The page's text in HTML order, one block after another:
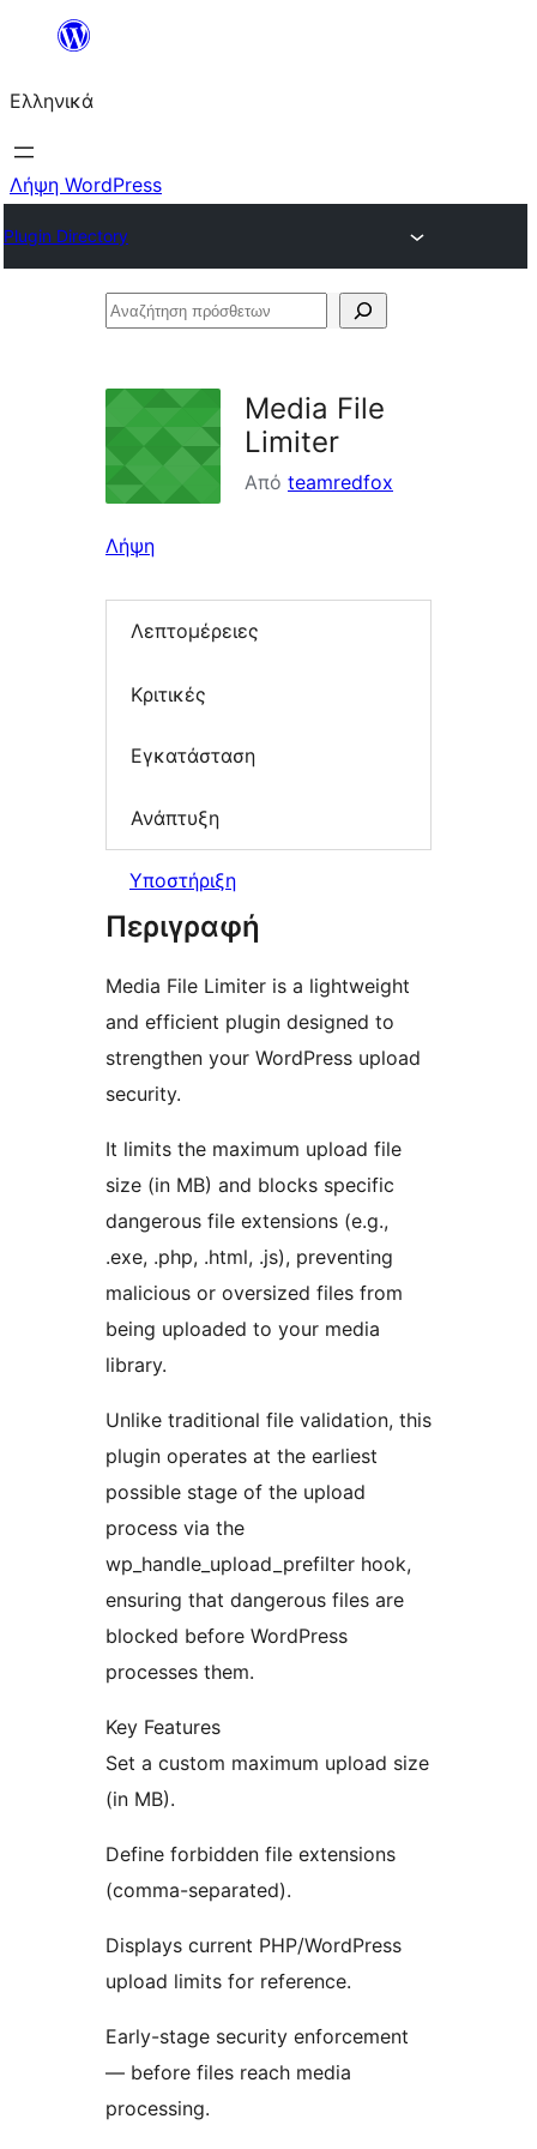
Μετάβαση
περιεχόμενο
Ελληνικά
Λήψη WordPress
Plugin Directory
Αναζήτηση
Media File
Limiter
Από teamredfox
Λήψη
Λεπτομέρειες
Κριτικές
Εγκατάσταση
Ανάπτυξη
Υποστήριξη
Περιγραφή
Media File Limiter is a lightweight
and efficient plugin designed to
strengthen your WordPress upload
security.
It limits the maximum upload file
size (in MB) and blocks specific
dangerous file extensions (e.g.,
.exe, .php, .html, .js), preventing
malicious or oversized files from
being uploaded to your media
library.
Unlike traditional file validation, this
plugin operates at the earliest
possible stage of the upload
process via the
wp_handle_upload_prefilter hook,
ensuring that dangerous files are
blocked before WordPress
processes them.
Key Features
Set a custom maximum upload size
(in MB).
Define forbidden file extensions
(comma-separated).
Displays current PHP/WordPress
upload limits for reference.
Early-stage security enforcement
— before files reach media
processing.